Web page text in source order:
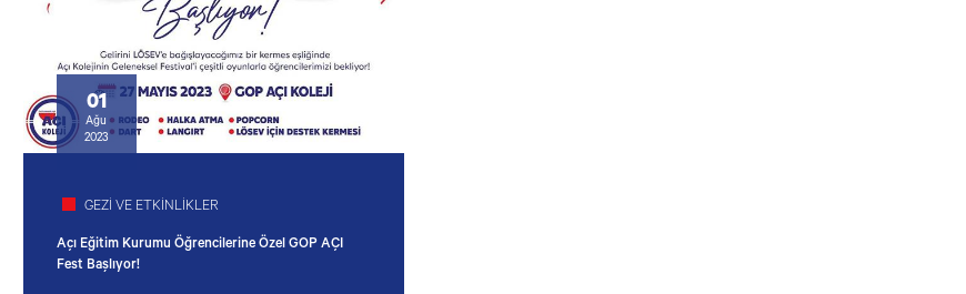
GEZİ VE ETKİNLİKLER
Açı Eğitim Kurumu Öğrencilerine Özel GOP AÇI
Fest Başlıyor!
01
Ağu
2023